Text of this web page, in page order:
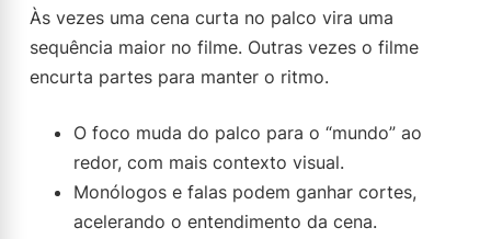
Às vezes uma cena curta no palco vira uma
sequência maior no filme. Outras vezes o filme
encurta partes para manter o ritmo.
O foco muda do palco para o “mundo” ao
redor, com mais contexto visual.
Monólogos e falas podem ganhar cortes,
acelerando o entendimento da cena.